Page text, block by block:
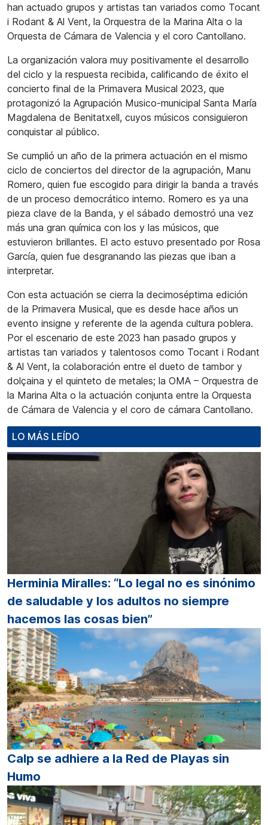
han actuado grupos y artistas tan variados como Tocant
i Rodant & Al Vent, la Orquestra de la Marina Alta o la
Orquesta de Cámara de Valencia y el coro Cantollano.
La organización valora muy positivamente el desarrollo
del ciclo y la respuesta recibida, calificando de éxito el
concierto final de la Primavera Musical 2023, que
protagonizó la Agrupación Musico-municipal Santa María
Magdalena de Benitatxell, cuyos músicos consiguieron
conquistar al público.
Se cumplió un año de la primera actuación en el mismo
ciclo de conciertos del director de la agrupación, Manu
Romero, quien fue escogido para dirigir la banda a través
de un proceso democrático interno. Romero es ya una
pieza clave de la Banda, y el sábado demostró una vez
más una gran química con los y las músicos, que
estuvieron brillantes. El acto estuvo presentado por Rosa
García, quien fue desgranando las piezas que iban a
interpretar.
Con esta actuación se cierra la decimoséptima edición
de la Primavera Musical, que es desde hace años un
evento insigne y referente de la agenda cultura poblera.
Por el escenario de este 2023 han pasado grupos y
artistas tan variados y talentosos como Tocant i Rodant
& Al Vent, la colaboración entre el dueto de tambor y
dolçaina y el quinteto de metales; la OMA – Orquestra de
la Marina Alta o la actuación conjunta entre la Orquesta
de Cámara de Valencia y el coro de cámara Cantollano.
LO MÁS LEÍDO
Herminia Miralles: “Lo legal no es sinónimo
de saludable y los adultos no siempre
hacemos las cosas bien”
Calp se adhiere a la Red de Playas sin
Humo